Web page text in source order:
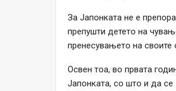
За Јапонката не е
препушти детето на
пренесувањето на своите
Освен тоа, во првата
Јапонката, со што и да се